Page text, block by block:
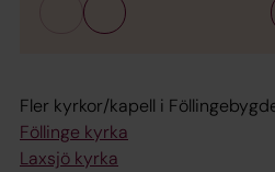
Fler kyrkor/kapell i
Föllinge kyrka
Laxsjö kyrka